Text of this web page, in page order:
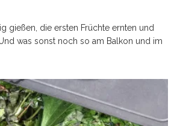
gießen, die ersten Früchte ernten und
was sonst noch so am Balkon und im